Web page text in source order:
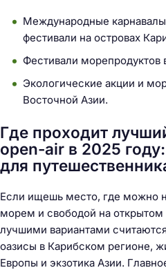
Международные
фестивали на островах
Фестивали
Экологические акции и
Восточной Азии.
Где проходит
open-air в 2025
для
Если ищешь место, где можно
морем и свободой на открытом
лучшими вариантами
оазисы в Карибском регионе,
Европы и экзотика Азии.